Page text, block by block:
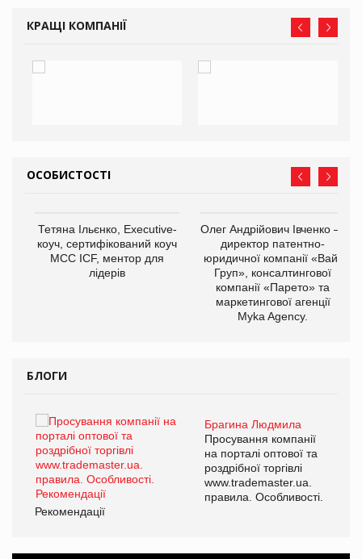
КРАЩІ КОМПАНІЇ
ОСОБИСТОСТІ
Тетяна Ільєнко, Executive-
коуч, сертифікований коуч
МСС ICF, ментор для
лідерів
Олег Андрійович Івченко —
директор патентно-
юридичної компанії «Вайз
Груп», консалтингової
компанії «Парето» та
маркетингової агенції
Myka Agency.
БЛОГИ
Брагина Людмила
Просування компанії
на порталі оптової та
роздрібної торгівлі
www.trademaster.ua.
правила. Особливості.
Рекомендації